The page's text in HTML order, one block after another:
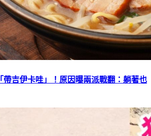
帶吉伊卡哇」！原因曝兩派戰翻：躺著也